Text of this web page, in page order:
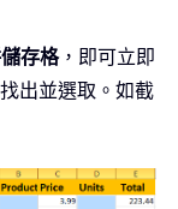
存格，即可立即
出並選取。如截